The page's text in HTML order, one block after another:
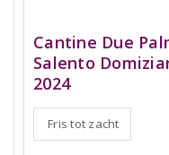
Cantine Due
Salento
2024
Fris tot zacht